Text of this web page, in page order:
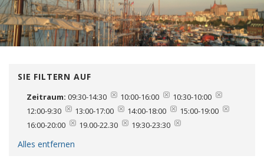
SIE FILTERN AUF
Zeitraum: 09:30-14:30 10:00-16:00
10:30-10:00
12:00-9:30
13:00-17:00 14:00-18:00
15:00-19:00
16:00-20:00
19.00-22.30 19:30-23:30
Alles entfernen